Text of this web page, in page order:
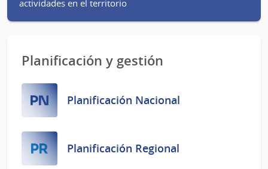
actividades en el territorio
Planificación y gestión
Planificación Nacional
Planificación Regional